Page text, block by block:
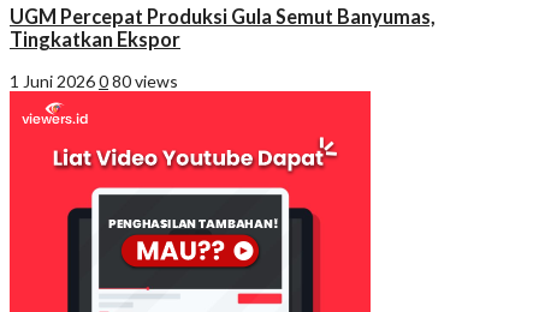
UGM Percepat Produksi Gula Semut Banyumas,
Tingkatkan Ekspor
1 Juni 2026080 views